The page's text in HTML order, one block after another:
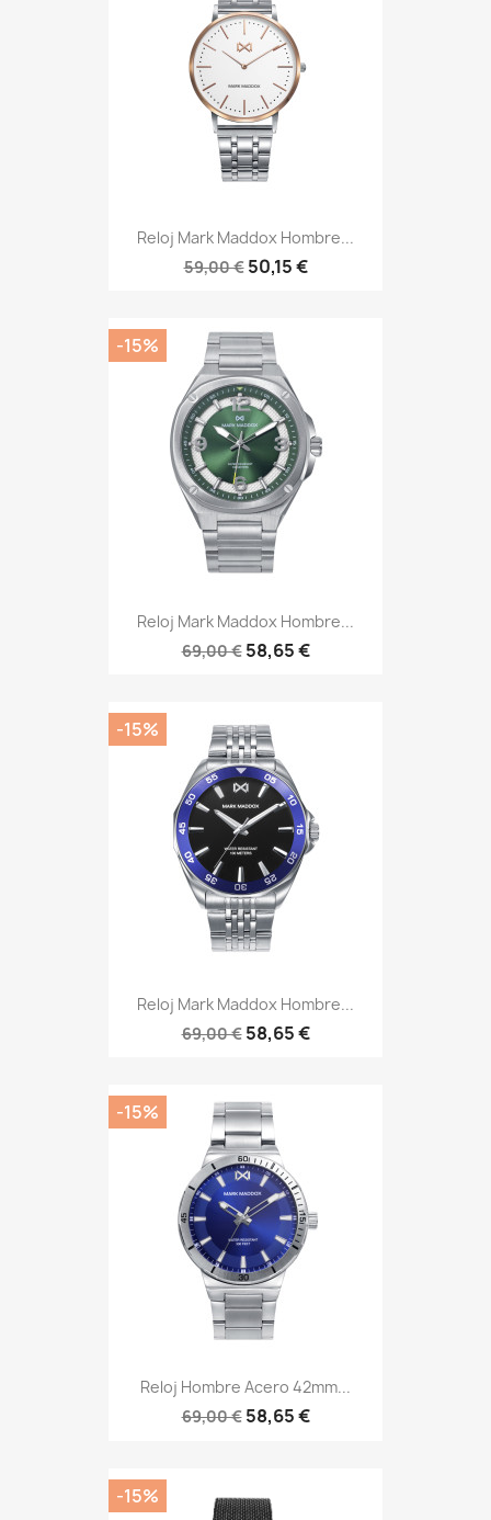
Reloj Mark Maddox Hombre...
59,00 € 50,15 €
Reloj Mark Maddox Hombre...
69,00 € 58,65 €
-15%
Reloj Mark Maddox Hombre...
69,00 € 58,65 €
-15%
Reloj Hombre Acero 42mm...
69,00 € 58,65 €
-15%
-15%